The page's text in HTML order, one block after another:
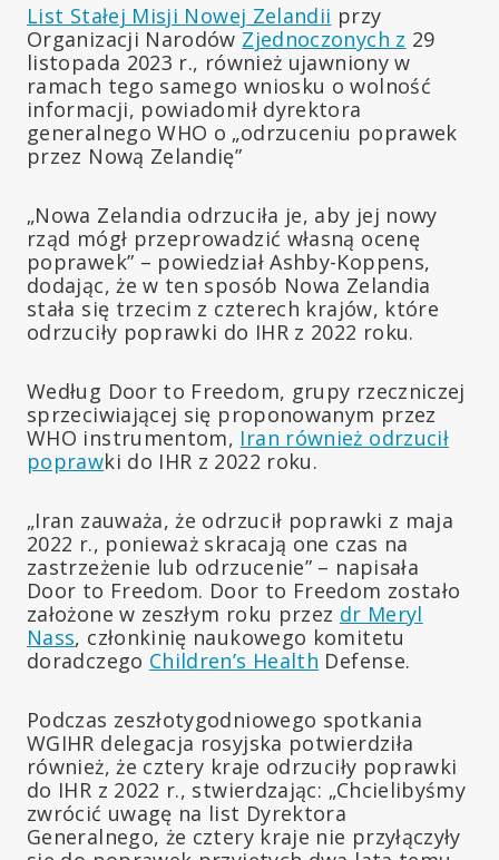
List Stałej Misji Nowej Zelandii przy
Organizacji Narodów Zjednoczonych z 29
listopada 2023 r., również ujawniony w
ramach tego samego wniosku o wolność
informacji, powiadomił dyrektora
generalnego WHO o „odrzuceniu poprawek
przez Nową Zelandię”
„Nowa Zelandia odrzuciła je, aby jej nowy
rząd mógł przeprowadzić własną ocenę
poprawek” – powiedział Ashby-Koppens,
dodając, że w ten sposób Nowa Zelandia
stała się trzecim z czterech krajów, które
odrzuciły poprawki do IHR z 2022 roku.
Według Door to Freedom, grupy rzeczniczej
sprzeciwiającej się proponowanym przez
WHO instrumentom, Iran również odrzucił
poprawki do IHR z 2022 roku.
„Iran zauważa, że odrzucił poprawki z maja
2022 r., ponieważ skracają one czas na
zastrzeżenie lub odrzucenie” – napisała
Door to Freedom. Door to Freedom zostało
założone w zeszłym roku przez dr Meryl
Nass, członkinię naukowego komitetu
doradczego Children’s Health Defense.
Podczas zeszłotygodniowego spotkania
WGIHR delegacja rosyjska potwierdziła
również, że cztery kraje odrzuciły poprawki
do IHR z 2022 r., stwierdzając: „Chcielibyśmy
zwrócić uwagę na list Dyrektora
Generalnego, że cztery kraje nie przyłączyły